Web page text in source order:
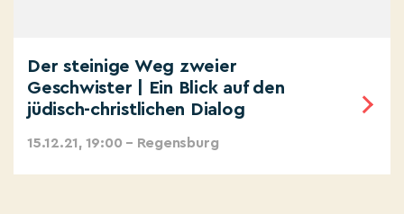
Der steinige Weg zweier
Geschwister | Ein Blick auf den
jüdisch-christlichen Dialog
15.12.21, 19:00 – Regensburg